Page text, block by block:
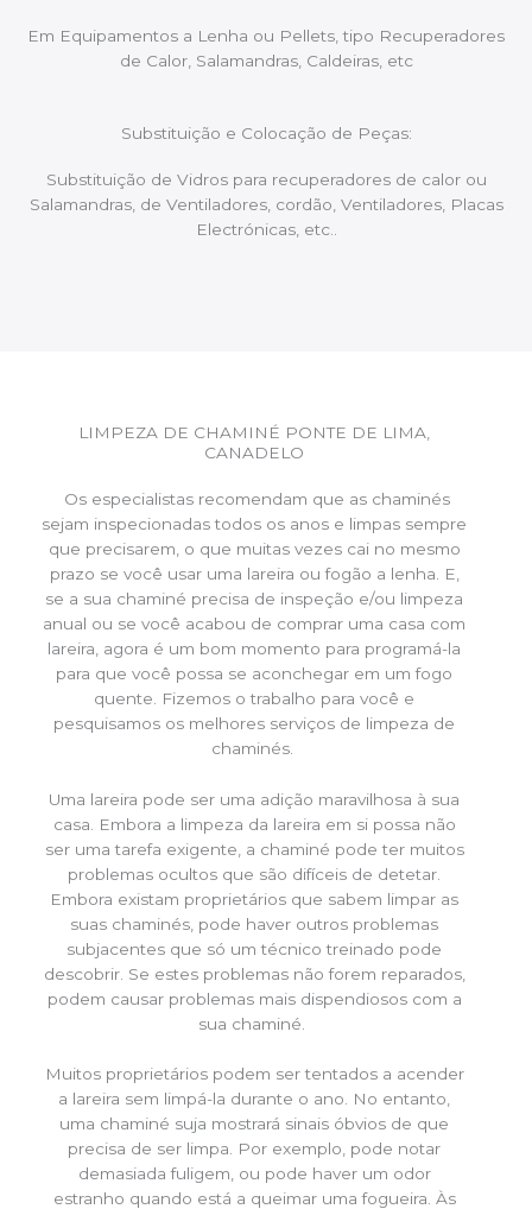
Em Equipamentos a Lenha ou Pellets, tipo Recuperadores
de Calor, Salamandras, Caldeiras, etc
Substituição e Colocação de Peças:
Substituição de Vidros para recuperadores de calor ou
Salamandras, de Ventiladores, cordão, Ventiladores, Placas
Electrónicas, etc..
LIMPEZA DE CHAMINÉ PONTE DE LIMA,
CANADELO
Os especialistas recomendam que as chaminés
sejam inspecionadas todos os anos e limpas sempre
que precisarem, o que muitas vezes cai no mesmo
prazo se você usar uma lareira ou fogão a lenha. E,
se a sua chaminé precisa de inspeção e/ou limpeza
anual ou se você acabou de comprar uma casa com
lareira, agora é um bom momento para programá-la
para que você possa se aconchegar em um fogo
quente. Fizemos o trabalho para você e
pesquisamos os melhores serviços de limpeza de
chaminés.
Uma lareira pode ser uma adição maravilhosa à sua
casa. Embora a limpeza da lareira em si possa não
ser uma tarefa exigente, a chaminé pode ter muitos
problemas ocultos que são difíceis de detetar.
Embora existam proprietários que sabem limpar as
suas chaminés, pode haver outros problemas
subjacentes que só um técnico treinado pode
descobrir. Se estes problemas não forem reparados,
podem causar problemas mais dispendiosos com a
sua chaminé.
Muitos proprietários podem ser tentados a acender
a lareira sem limpá-la durante o ano. No entanto,
uma chaminé suja mostrará sinais óbvios de que
precisa de ser limpa. Por exemplo, pode notar
demasiada fuligem, ou pode haver um odor
estranho quando está a queimar uma fogueira. Às